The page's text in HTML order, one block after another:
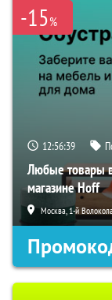
-15%
12:56:38
Любые товары
магазине Hoff
Москва, 1-й